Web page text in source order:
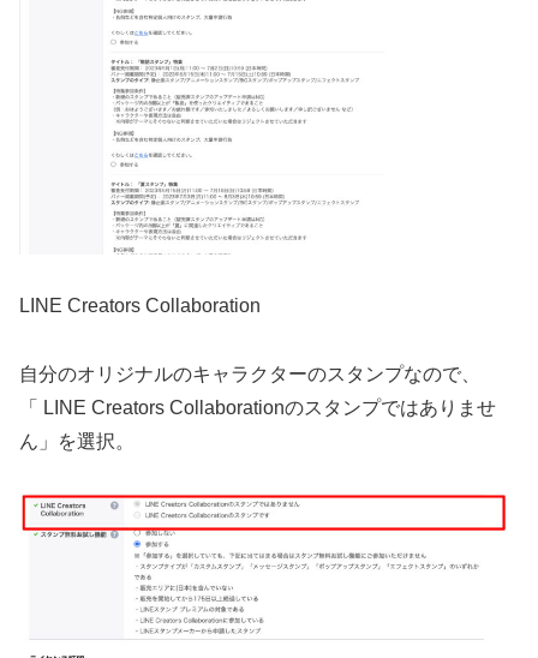
LINE Creators Collaboration
自分のオリジナルのキャラクターのスタンプなので、
「 LINE Creators Collaborationのスタンプではありませ
ん」を選択。